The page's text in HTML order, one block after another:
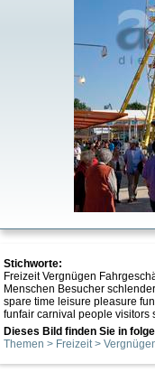
Stichworte:
Freizeit Vergnügen
Menschen Besucher
spare time leisure pleasure
funfair carnival people visitors
Dieses Bild finden Sie in
Themen > Freizeit >